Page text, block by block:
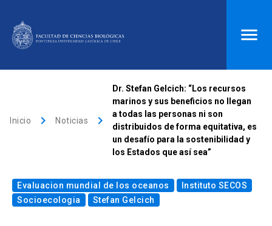
Donaciones launch
Correo launch
search
Inicio
Inicio keyboard_arrow_right Noticias keyboard_arrow_right
Dr. Stefan Gelcich: “Los recursos
marinos y sus beneficios no llegan
a todas las personas ni son
distribuidos de forma equitativa, es
un desafío para la sostenibilidad y
los Estados que así sea”
Evaluacion mundial de los oceanos
Instituto SECOS
Socioecologia
Stefan Gelcich